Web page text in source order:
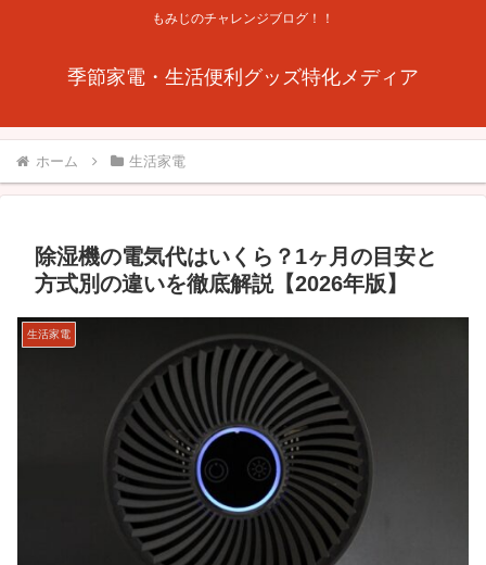
もみじのチャレンジブログ！！
季節家電・生活便利グッズ特化メディア
ホーム 生活家電
除湿機の電気代はいくら？1ヶ月の目安と
方式別の違いを徹底解説【2026年版】
生活家電